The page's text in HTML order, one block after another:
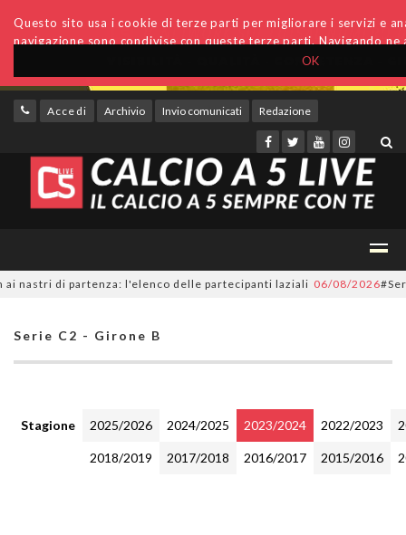
OK
Questo sito usa i cookie di terze parti per migliorare i servizi e
navigazione sono condivise con queste terze parti. Navigando
Accedi Archivio Invio comunicati Redazione
di partenza: l'elenco delle partecipanti laziali 06/08/2026
Serie C2 - Girone B
Stagione 2025/2026 2024/2025 2023/2024 2022/2023
2018/2019 2017/2018 2016/2017 2015/2016